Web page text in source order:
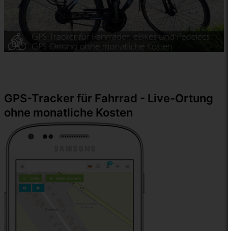
GPS-Tracker für Fahrrad - Live-Ortung
ohne monatliche Kosten